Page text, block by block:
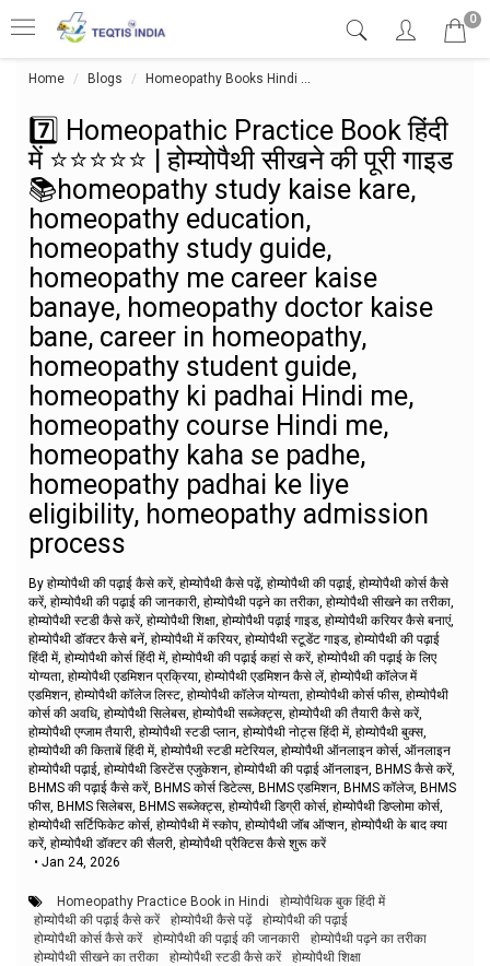
0
Home Blogs Homeopathy Books Hindi
7️⃣ Homeopathic Practice Book हिंदी
में ⭐⭐⭐⭐⭐ | होम्योपैथी सीखने की पूरी गाइड
📚homeopathy study kaise kare,
homeopathy education,
homeopathy study guide,
homeopathy me career kaise
banaye, homeopathy doctor kaise
bane, career in homeopathy,
homeopathy student guide,
homeopathy ki padhai Hindi me,
homeopathy course Hindi me,
homeopathy kaha se padhe,
homeopathy padhai ke liye
eligibility, homeopathy admission
process
By होम्योपैथी की पढ़ाई कैसे करें, होम्योपैथी कैसे पढ़ें, होम्योपैथी की पढ़ाई, होम्योपैथी कोर्स कैसे
करें, होम्योपैथी की पढ़ाई की जानकारी, होम्योपैथी पढ़ने का तरीका, होम्योपैथी सीखने का तरीका,
होम्योपैथी स्टडी कैसे करें, होम्योपैथी शिक्षा, होम्योपैथी पढ़ाई गाइड, होम्योपैथी करियर कैसे बनाएं,
होम्योपैथी डॉक्टर कैसे बनें, होम्योपैथी में करियर, होम्योपैथी स्टूडेंट गाइड, होम्योपैथी की पढ़ाई
हिंदी में, होम्योपैथी कोर्स हिंदी में, होम्योपैथी की पढ़ाई कहां से करें, होम्योपैथी की पढ़ाई के लिए
योग्यता, होम्योपैथी एडमिशन प्रक्रिया, होम्योपैथी एडमिशन कैसे लें, होम्योपैथी कॉलेज में
एडमिशन, होम्योपैथी कॉलेज लिस्ट, होम्योपैथी कॉलेज योग्यता, होम्योपैथी कोर्स फीस, होम्योपैथी
कोर्स की अवधि, होम्योपैथी सिलेबस, होम्योपैथी सब्जेक्ट्स, होम्योपैथी की तैयारी कैसे करें,
होम्योपैथी एग्जाम तैयारी, होम्योपैथी स्टडी प्लान, होम्योपैथी नोट्स हिंदी में, होम्योपैथी बुक्स,
होम्योपैथी की किताबें हिंदी में, होम्योपैथी स्टडी मटेरियल, होम्योपैथी ऑनलाइन कोर्स, ऑनलाइन
होम्योपैथी पढ़ाई, होम्योपैथी डिस्टेंस एजुकेशन, होम्योपैथी की पढ़ाई ऑनलाइन, BHMS कैसे करें,
BHMS की पढ़ाई कैसे करें, BHMS कोर्स डिटेल्स, BHMS एडमिशन, BHMS कॉलेज, BHMS
फीस, BHMS सिलेबस, BHMS सब्जेक्ट्स, होम्योपैथी डिग्री कोर्स, होम्योपैथी डिप्लोमा कोर्स,
होम्योपैथी सर्टिफिकेट कोर्स, होम्योपैथी में स्कोप, होम्योपैथी जॉब ऑप्शन, होम्योपैथी के बाद क्या
करें, होम्योपैथी डॉक्टर की सैलरी, होम्योपैथी प्रैक्टिस कैसे शुरू करें
• Jan 24, 2026
Homeopathy Practice Book in Hindi
होम्योपैथिक बुक हिंदी में
होम्योपैथी की पढ़ाई कैसे करें
होम्योपैथी कैसे पढ़ें
होम्योपैथी की पढ़ाई
होम्योपैथी कोर्स कैसे करें
होम्योपैथी की पढ़ाई की जानकारी
होम्योपैथी पढ़ने का तरीका
होम्योपैथी सीखने का तरीका
होम्योपैथी स्टडी कैसे करें
होम्योपैथी शिक्षा